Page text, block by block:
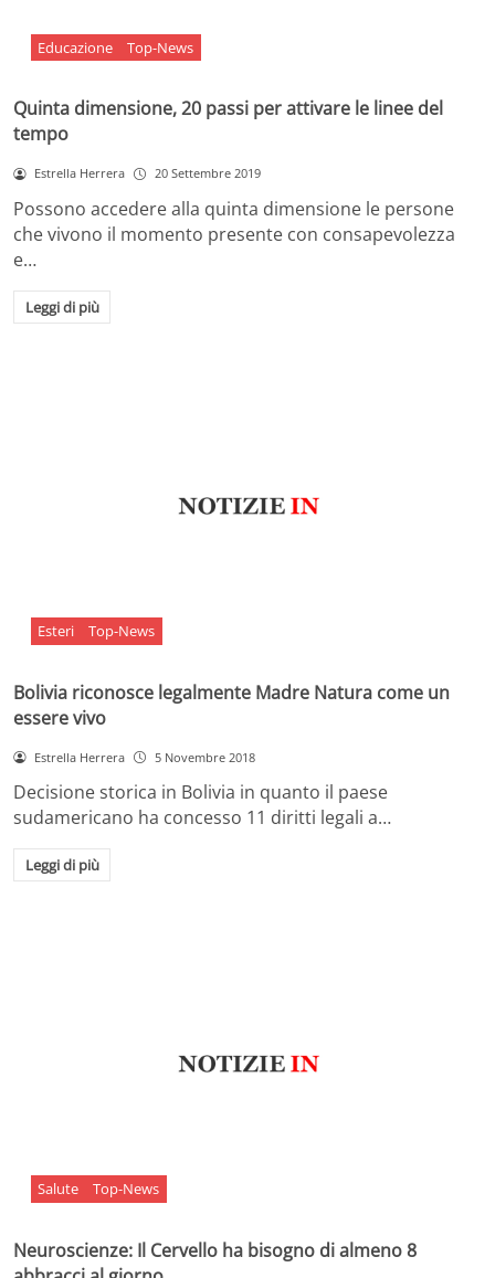
Educazione Top-News
Quinta dimensione, 20 passi per attivare le linee del
tempo
Estrella Herrera 20 Settembre 2019
Possono accedere alla quinta dimensione le persone
che vivono il momento presente con consapevolezza
e…
Leggi di più
Esteri Top-News
Bolivia riconosce legalmente Madre Natura come un
essere vivo
Estrella Herrera 5 Novembre 2018
Decisione storica in Bolivia in quanto il paese
sudamericano ha concesso 11 diritti legali a…
Leggi di più
Salute Top-News
Neuroscienze: Il Cervello ha bisogno di almeno 8